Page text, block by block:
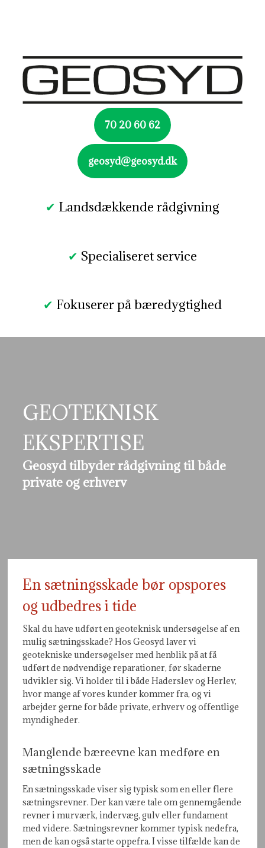
70 20 60 62
geosyd@geosyd.dk
✔ Landsdækkende rådgivning​
✔ Specialiseret service
✔ Fokuserer på bæredygtighed
GEOTEKNISK
EKSPERTISE
Geosyd tilbyder rådgivning til både
private og erhverv
En sætningsskade bør opspores
og udbedres i tide
Skal du have udført en geoteknisk undersøgelse af en
mulig sætningsskade? Hos Geosyd laver vi
geotekniske undersøgelser med henblik på at få
udført de nødvendige reparationer, før skaderne
udvikler sig. Vi holder til i både Haderslev og Herlev,
hvor mange af vores kunder kommer fra, og vi
arbejder gerne for både private, erhverv og offentlige
myndigheder.
Manglende bæreevne kan medføre en
sætningsskade
En sætningsskade viser sig typisk som en eller flere
sætningsrevner. Der kan være tale om gennemgående
revner i murværk, indervæg, gulv eller fundament
med videre. Sætningsrevner kommer typisk nedefra,
men de kan også starte oppefra. I visse tilfælde kan de